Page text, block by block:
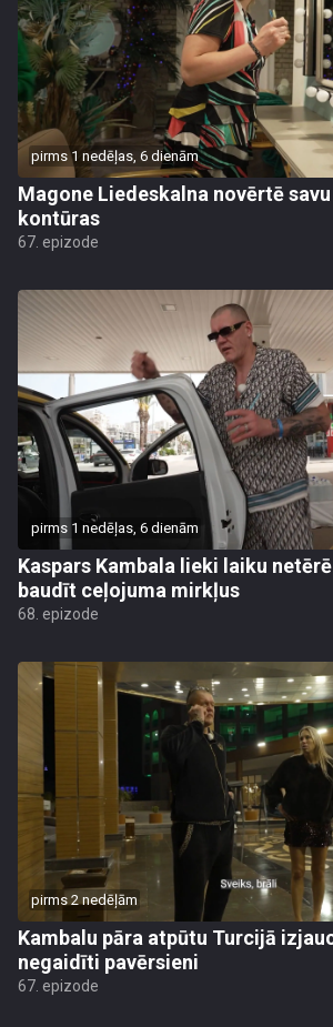
pirms 1 nedēļas, 6 dienām
Magone Liedeskalna novērtē
kontūras
67. epizode
pirms 1 nedēļas, 6 dienām
Kaspars Kambala lieki laiku
baudīt ceļojuma mirkļus
68. epizode
pirms 2 nedēļām
Kambalu pāra atpūtu Turcijā
negaidīti pavērsieni
67. epizode